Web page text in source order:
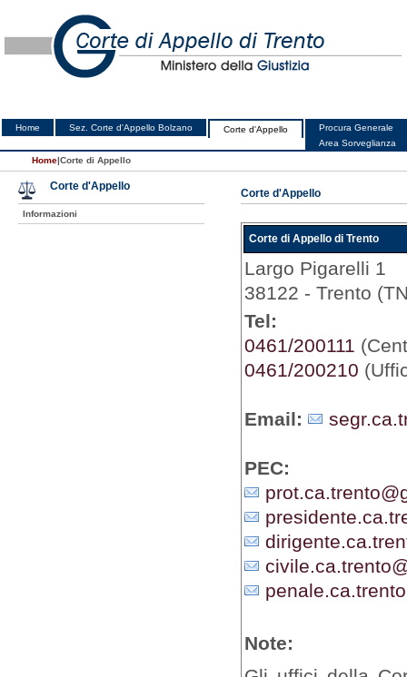
Home Sez. Corte d'Appello Bolzano Corte d'Appello
Procura Generale
Area Sorveglianza
Home|Corte di Appello
Corte d'Appello
Corte di Appello di Trento
Largo Pigarelli 1
38122 - Trento
Tel:
0461/200111
0461/200210
Email:
PEC:
Note:
Corte d'Appello
Informazioni